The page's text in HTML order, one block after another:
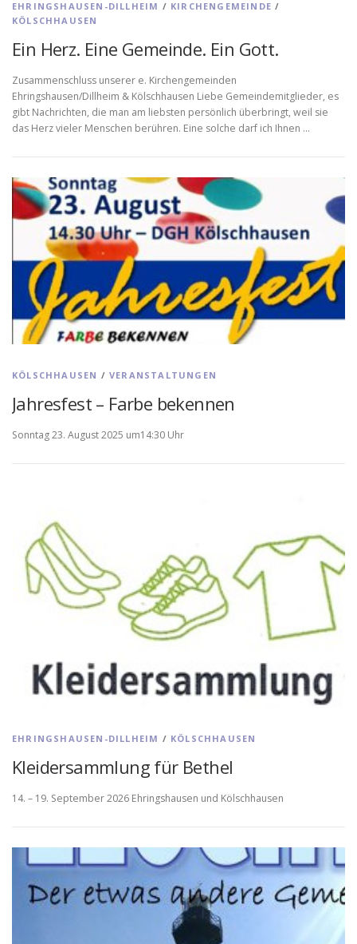
EHRINGSHAUSEN-DILLHEIM / KIRCHENGEMEINDE /
KÖLSCHHAUSEN
Ein Herz. Eine Gemeinde. Ein Gott.
Zusammenschluss unserer e. Kirchengemeinden
Ehringshausen/Dillheim & Kölschhausen Liebe Gemeindemitglieder, es
gibt Nachrichten, die man am liebsten persönlich überbringt, weil sie
das Herz vieler Menschen berühren. Eine solche darf ich Ihnen …
KÖLSCHHAUSEN /VERANSTALTUNGEN
Jahresfest – Farbe bekennen
Sonntag 23. August 2025 um14:30 Uhr
EHRINGSHAUSEN-DILLHEIM / KÖLSCHHAUSEN
Kleidersammlung für Bethel
14. – 19. September 2026 Ehringshausen und Kölschhausen